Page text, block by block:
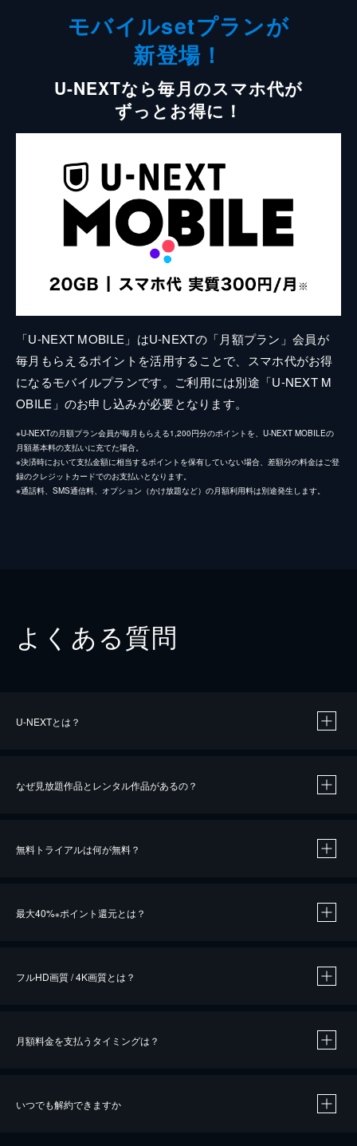
モバイルsetプランが
新登場！
U-NEXTなら毎月のスマホ代が
ずっとお得に！
「U-NEXT MOBILE」はU-NEXTの「月額プラン」会員が
毎月もらえるポイントを活用することで、スマホ代がお得
になるモバイルプランです。ご利用には別途「U-NEXT M
OBILE」のお申し込みが必要となります。
※U-NEXTの月額プラン会員が毎月もらえる1,200円分のポイントを、U-NEXT MOBILEの
月額基本料の支払いに充てた場合。
※決済時において支払金額に相当するポイントを保有していない場合、差額分の料金はご登
録のクレジットカードでのお支払いとなります。
※通話料、SMS通信料、オプション（かけ放題など）の月額利用料は別途発生します。
よくある質問
U-NEXTとは？
なぜ見放題作品とレンタル作品があるの？
無料トライアルは何が無料？
最大40%※ポイント還元とは？
※40％ポイント還元の対象は、クレジットカード決済による作品の購入 / レンタルです。
フルHD画質 / 4K画質とは？
月額料金を支払うタイミングは？
いつでも解約できますか